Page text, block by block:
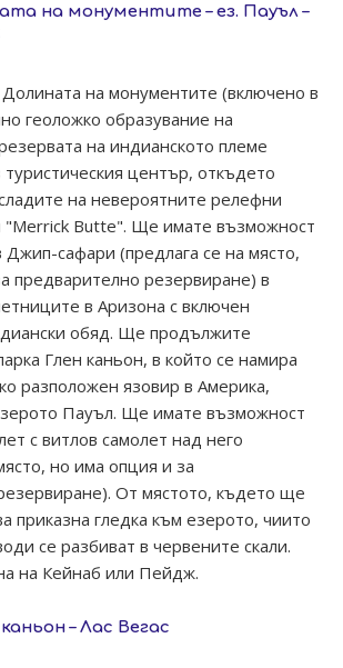
на монументите – ез. Пауъл –
на монументите (включено в
геоложко образувание на
на индианското племе
туристическия център, откъдето
на невероятните релефни
Butte". Ще имате възможност
Джип-сафари (предлага се на място,
предварително резервиране) в
в Аризона с включен
обяд. Ще продължите
Глен каньон, в който се намира
разположен язовир в Америка,
Пауъл. Ще имате възможност
с витлов самолет над него
но има опция и за
От мястото, където ще
приказна гледка към езерото, чиито
се разбиват в червените скали.
на Кейнаб или Пейдж.
– Лас Вегас